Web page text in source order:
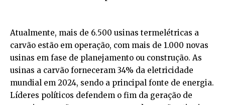
Atualmente, mais de 6.500 usinas termelétricas a
carvão estão em operação, com mais de 1.000 novas
usinas em fase de planejamento ou construção. As
usinas a carvão forneceram 34% da eletricidade
mundial em 2024, sendo a principal fonte de energia.
Líderes políticos defendem o fim da geração de